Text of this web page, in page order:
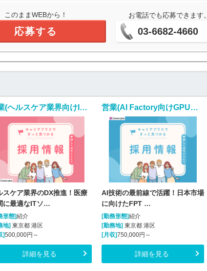
このままWEBから！
応募する
お電話でも応募できます
03-6682-4660
営業(ヘルスケア業界向けITソリューション営業/正社員)
スケア業界のDX推進！医療
に最適なITソ…
形態]紹介
地] 東京都 港区
]500,000円～
詳細を見る
営業(AI Factory向けGPU製品 セールス/正社員)
AI技術の最前線で活躍！日本市場
に向けたFPT …
[勤務形態]紹介
[勤務地] 東京都 港区
[月収]750,000円～
詳細を見る